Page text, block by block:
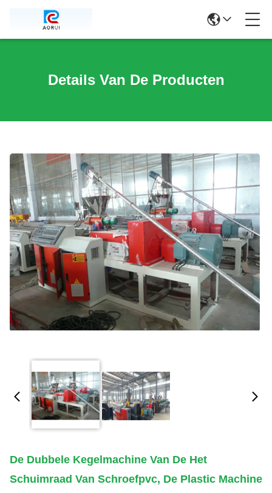
Details Van De Producten
De Dubbele Kegelmachine Van De Het
Schuimraad Van Schroefpvc, De Plastic Machine